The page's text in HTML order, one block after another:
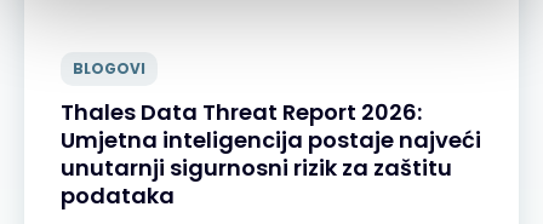
BLOGOVI
Thales Data Threat Report 2026:
Umjetna inteligencija postaje najveći
unutarnji sigurnosni rizik za zaštitu
podataka